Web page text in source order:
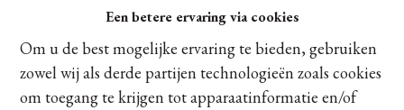
Een betere ervaring via cookies
Om u de best mogelijke ervaring te bieden, gebruiken
zowel wij als derde partijen technologieën zoals cookies
om toegang te krijgen tot apparaatinformatie en/of
Kaartweergave